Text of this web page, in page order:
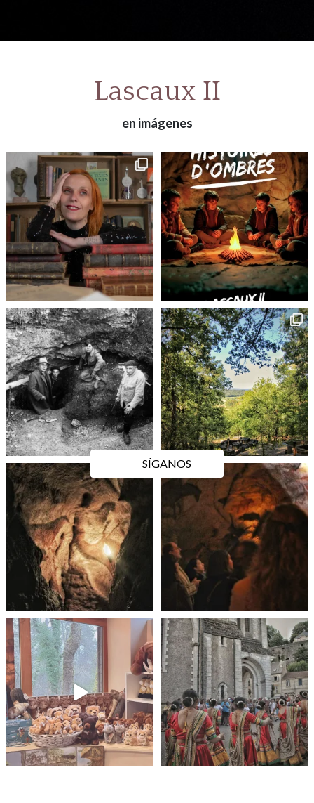
Lascaux II
en imágenes
SÍGANOS